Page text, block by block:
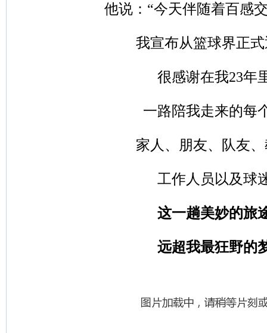
他说：“今天伴随着百感
我宣布从篮球界正
很感谢在我23年
一路陪我走来的每
家人、朋友、队友
工作人员以及球
这一趟美妙的旅
远超我最狂野的